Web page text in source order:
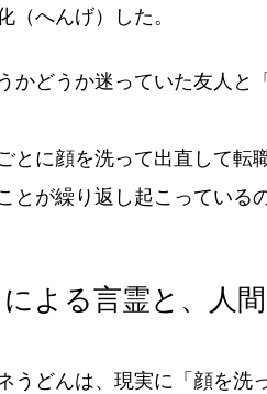
（へんげ）した。
かどうか迷っていた友人と
とに顔を洗って出直して転
とが繰り返し起こっている
よる言霊と、人
うどんは、現実に「顔を洗